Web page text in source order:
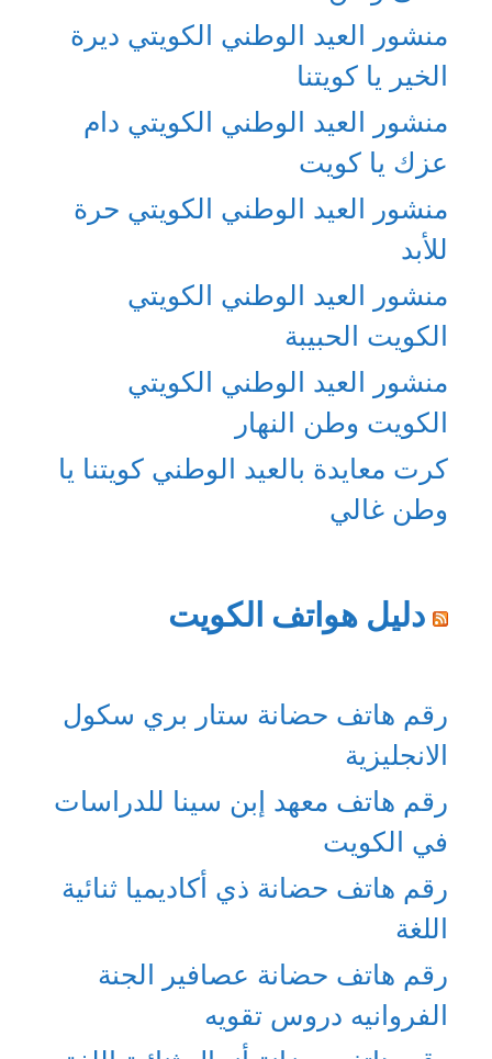
منشور العيد الوطني الكويتي ديرة
الخير يا كويتنا
منشور العيد الوطني الكويتي دام
عزك يا كويت
منشور العيد الوطني الكويتي حرة
للأبد
منشور العيد الوطني الكويتي
الكويت الحبيبة
منشور العيد الوطني الكويتي
الكويت وطن النهار
كرت معايدة بالعيد الوطني كويتنا يا
وطن غالي
دليل هواتف الكويت
رقم هاتف حضانة ستار بري سكول
الانجليزية
رقم هاتف معهد إبن سينا للدراسات
في الكويت
رقم هاتف حضانة ذي أكاديميا ثنائية
اللغة
رقم هاتف حضانة عصافير الجنة
الفروانيه دروس تقويه